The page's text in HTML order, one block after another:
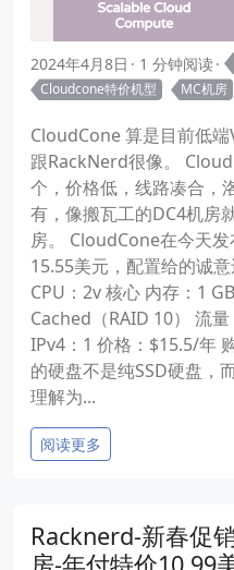
2024年4月8日 1 分钟阅读
Cloudcone特价机型
MC机房
CloudCone 算是目前低端
跟RackNerd很像。
个，价格低，线路凑合，
有，像搬瓦工的DC4机房
房。 CloudCone在今天
15.55美元，配置给的诚
CPU：2v 核心 内存：1
Cached（RAID 10） 流
IPv4：1 价格：$15.5/年
的硬盘不是纯SSD硬盘，
理解为...
阅读更多
Racknerd-新春促